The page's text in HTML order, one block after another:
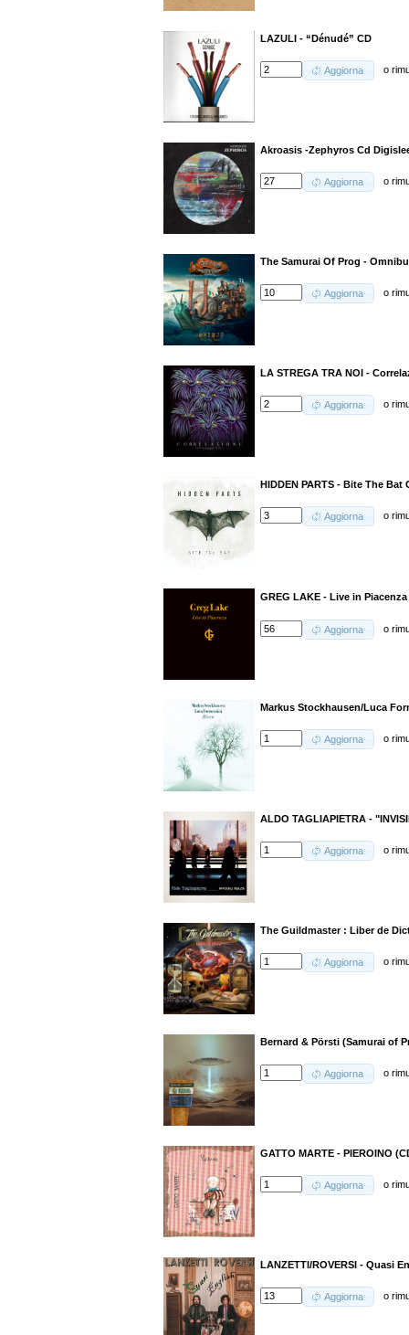
LAZULI - “Dénudé” CD
Aggiorna o
Akroasis -Zephyros Cd
Aggiorna o
The Samurai Of Prog -
Aggiorna o
LA STREGA TRA NOI -
Aggiorna o
HIDDEN PARTS - Bite The Bat
Aggiorna o
GREG LAKE - Live in
Aggiorna o
Markus Stockhausen/Luca
Aggiorna o
ALDO TAGLIAPIETRA -
Aggiorna o
The Guildmaster : Liber de
Aggiorna o
Bernard & Pörsti (Samurai of
Aggiorna o
GATTO MARTE - PIEROINO
Aggiorna o
LANZETTI/ROVERSI - Quasi
Aggiorna o